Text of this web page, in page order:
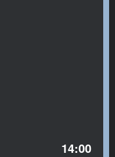
14:00